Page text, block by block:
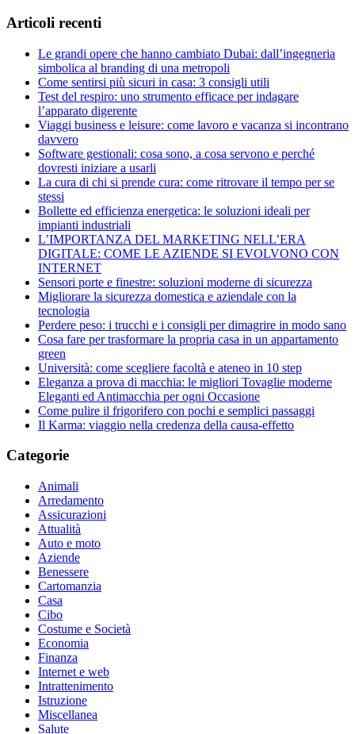
Articoli recenti
Le grandi opere che hanno cambiato Dubai: dall’ingegneria
simbolica al branding di una metropoli
Come sentirsi più sicuri in casa: 3 consigli utili
Test del respiro: uno strumento efficace per indagare
l’apparato digerente
Viaggi business e leisure: come lavoro e vacanza si incontrano
davvero
Software gestionali: cosa sono, a cosa servono e perché
dovresti iniziare a usarli
La cura di chi si prende cura: come ritrovare il tempo per se
stessi
Bollette ed efficienza energetica: le soluzioni ideali per
impianti industriali
L’IMPORTANZA DEL MARKETING NELL’ERA
DIGITALE: COME LE AZIENDE SI EVOLVONO CON
INTERNET
Sensori porte e finestre: soluzioni moderne di sicurezza
Migliorare la sicurezza domestica e aziendale con la
tecnologia
Perdere peso: i trucchi e i consigli per dimagrire in modo sano
Cosa fare per trasformare la propria casa in un appartamento
green
Università: come scegliere facoltà e ateneo in 10 step
Eleganza a prova di macchia: le migliori Tovaglie moderne
Eleganti ed Antimacchia per ogni Occasione
Come pulire il frigorifero con pochi e semplici passaggi
Il Karma: viaggio nella credenza della causa-effetto
Categorie
Animali
Arredamento
Assicurazioni
Attualità
Auto e moto
Aziende
Benessere
Cartomanzia
Casa
Cibo
Costume e Società
Economia
Finanza
Internet e web
Intrattenimento
Istruzione
Miscellanea
Salute